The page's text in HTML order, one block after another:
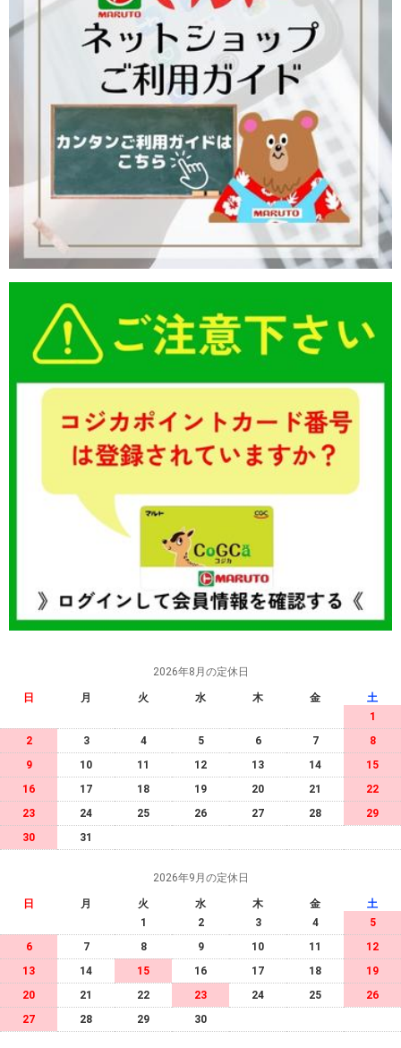
2026年8月の定休日
日 月 火 水 木 金
土
1
2
3 4 5 6 7
8
9
10 11 12 13 14
15
16
17 18 19 20 21
22
23
24 25 26 27 28
29
30
31
2026年9月の定休日
日 月 火 水 木 金
土
1
2 3 4
5
6
7 8 9 10 11
12
13
14 15 16 17 18
19
20
21 22 23 24 25
26
27
28 29 30